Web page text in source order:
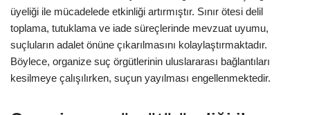
üyeliği ile mücadelede etkinliği artırmıştır. Sınır ötesi delil
toplama, tutuklama ve iade süreçlerinde mevzuat uyumu,
suçluların adalet önüne çıkarılmasını kolaylaştırmaktadır.
Böylece, organize suç örgütlerinin uluslararası bağlantıları
kesilmeye çalışılırken, suçun yayılması engellenmektedir.